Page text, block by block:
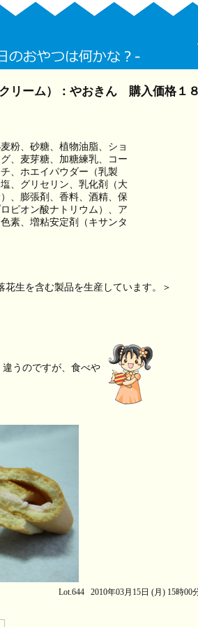
リーム）：やおきん 購入価格１
粉、砂糖、植物油脂、ショ
、麦芽糖、加糖練乳、コー
、ホエイパウダー（乳製
、グリセリン、乳化剤（大
、膨張剤、香料、酒精、保
ピオン酸ナトリウム）、ア
素、増粘安定剤（キサンタ
花生を含む製品を生産しています。＞
うのですが、食べや
Lot.644 2010年03月15日 (月) 15時00